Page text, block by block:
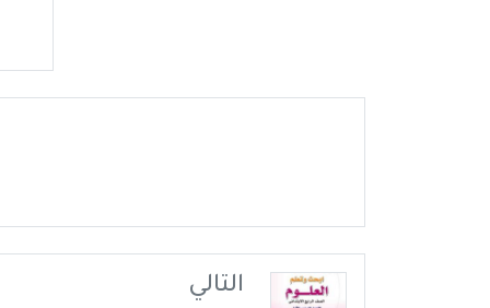
التالي